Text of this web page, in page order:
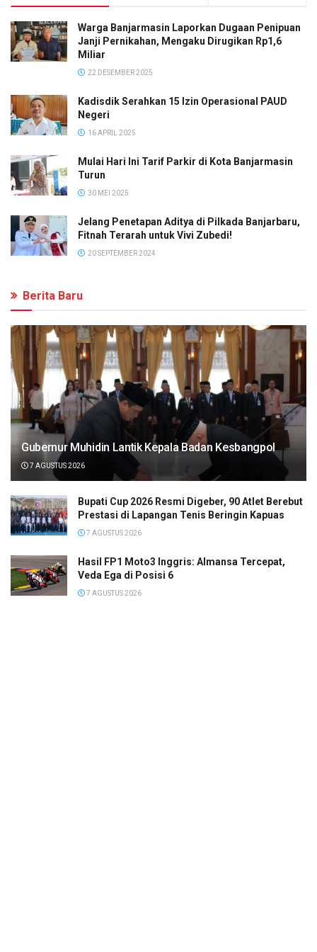
Warga Banjarmasin Laporkan Dugaan Penipuan
Janji Pernikahan, Mengaku Dirugikan Rp1,6
Miliar
22 DESEMBER 2025
Kadisdik Serahkan 15 Izin Operasional PAUD
Negeri
16 APRIL 2025
Mulai Hari Ini Tarif Parkir di Kota Banjarmasin
Turun
30 MEI 2025
Jelang Penetapan Aditya di Pilkada Banjarbaru,
Fitnah Terarah untuk Vivi Zubedi!
20 SEPTEMBER 2024
Berita Baru
Gubernur Muhidin Lantik Kepala Badan Kesbangpol
7 AGUSTUS 2026
Bupati Cup 2026 Resmi Digeber, 90 Atlet Berebut
Prestasi di Lapangan Tenis Beringin Kapuas
7 AGUSTUS 2026
Hasil FP1 Moto3 Inggris: Almansa Tercepat,
Veda Ega di Posisi 6
7 AGUSTUS 2026